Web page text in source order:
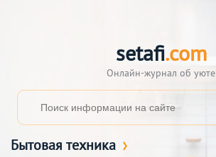
setafi.com
Онлайн-журнал об уюте
Бытовая техника